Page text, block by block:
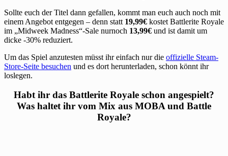
Sollte euch der Titel dann gefallen, kommt man euch auch noch mit
einem Angebot entgegen – denn statt 19,99€ kostet Battlerite Royale
im „Midweek Madness“-Sale nurnoch 13,99€ und ist damit um
dicke -30% reduziert.
Um das Spiel anzutesten müsst ihr einfach nur die offizielle Steam-
Store-Seite besuchen und es dort herunterladen, schon könnt ihr
loslegen.
Habt ihr das Battlerite Royale schon angespielt?
Was haltet ihr vom Mix aus MOBA und Battle
Royale?